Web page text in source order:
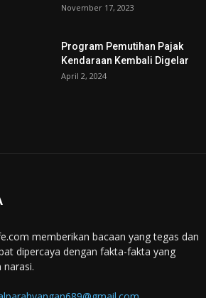
November 17, 2023
Program Pemutihan Pajak
Kendaraan Kembali Digelar
April 2, 2024
memberikan bacaan yang tegas dan
dipercaya dengan fakta-fakta yang
narasi.